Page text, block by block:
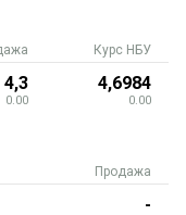
Курс НБУ
4,3
0.00
4,6984
0.00
Продажа
-